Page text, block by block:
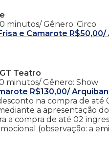
minutos/ Gênero: Circo
e Camarote
Teatro
minutos/ Gênero: Show
R$130,00/
na compra de até
a apresentação
a compra de até 02
(observação: a